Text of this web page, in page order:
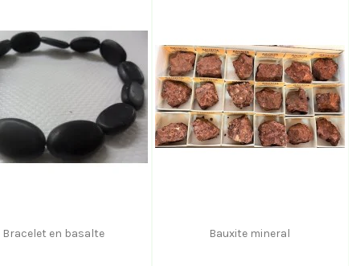
Bracelet en basalte Bauxite mineral